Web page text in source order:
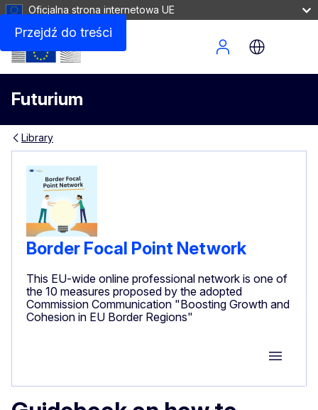
Przejdź do treści
Oficjalna strona internetowa UE
Futurium
Site Menu
Library
Border Focal Point Network
This EU-wide online professional network is one of
the 10 measures proposed by the adopted
Commission Communication "Boosting Growth and
Cohesion in EU Border Regions"
Group